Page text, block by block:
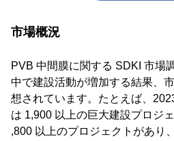
市場概況
PVB 中間膜に関する SDKI 市場
中で建設活動が増加する結果、
想されています。たとえば、
は 1,900 以上の巨大建設プロジ
,800 以上のプロジェクトがあり